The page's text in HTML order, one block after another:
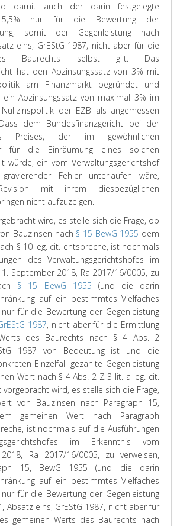
damit auch der darin festgelegte
nur für die Bewertung der
somit der Gegenleistung nach
eins, GrEStG 1987, nicht aber für die
Baurechts selbst gilt. Das
hat den Abzinsungssatz von 3% mit
am Finanzmarkt begründet und
ein Abzinsungssatz von maximal 3% im
der EZB als angemessen
dem Bundesfinanzgericht bei der
Preises, der im gewöhnlichen
für die Einräumung eines solchen
würde, ein vom Verwaltungsgerichtshof
gravierender Fehler unterlaufen wäre,
mit ihrem diesbezüglichen
nicht aufzuzeigen.
wird, es stelle sich die Frage, ob
Bauzinsen nach § 15 BewG 1955 dem
§ 10 leg. cit. entspreche, ist nochmals
des Verwaltungsgerichtshofes im
September 2018, Ra 2017/16/0005, zu
§ 15 BewG 1955 (und die darin
auf ein bestimmtes Vielfaches
nur für die Bewertung der Gegenleistung
1987, nicht aber für die Ermittlung
des Baurechts nach § 4 Abs. 2
1987 von Bedeutung ist und die
Einzelfall gezahlte Gegenleistung
Wert nach § 4 Abs. 2 Z 3 lit. a leg. cit.
vorgebracht wird, es stelle sich die Frage,
von Bauzinsen nach Paragraph 15,
gemeinen Wert nach Paragraph
ist nochmals auf die Ausführungen
im Erkenntnis vom
Ra 2017/16/0005, zu verweisen,
15, BewG 1955 (und die darin
auf ein bestimmtes Vielfaches
nur für die Bewertung der Gegenleistung
Absatz eins, GrEStG 1987, nicht aber für
gemeinen Werts des Baurechts nach